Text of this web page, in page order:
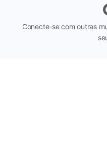
Conecte-se com outras